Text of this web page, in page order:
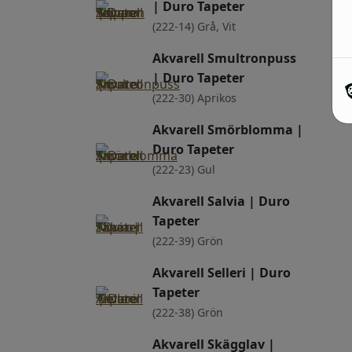
| Duro Tapeter
(222-14) Grå, Vit
Akvarell Smultronpuss
| Duro Tapeter
(222-30) Aprikos
Akvarell Smörblomma |
Duro Tapeter
(222-23) Gul
Akvarell Salvia | Duro
Tapeter
(222-39) Grön
Akvarell Selleri | Duro
Tapeter
(222-38) Grön
Akvarell Skägglav |